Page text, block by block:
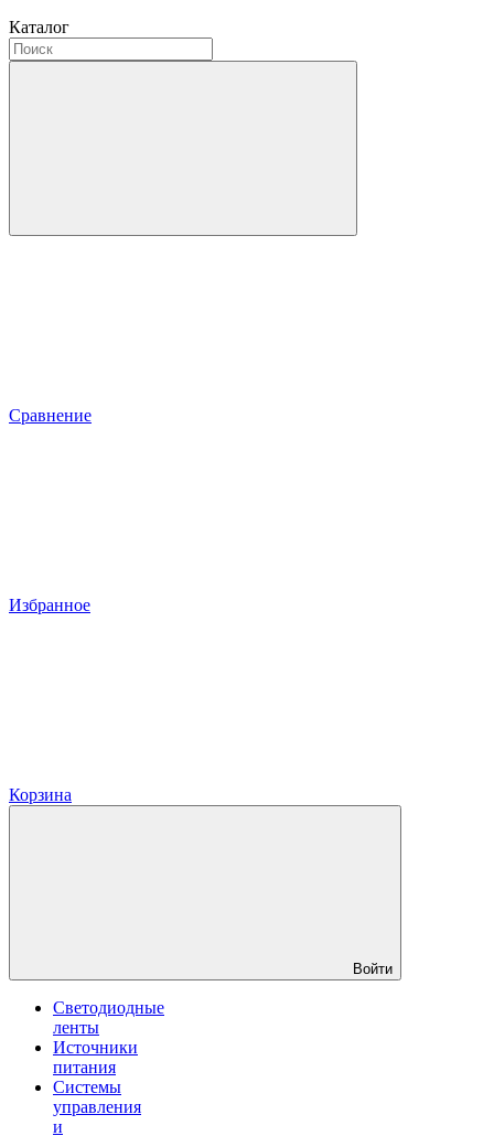
Каталог
Сравнение
Избранное
Корзина
Войти
Светодиодные
ленты
Источники
питания
Системы
управления
и